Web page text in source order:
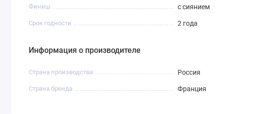
Финиш с сиянием
Срок годности 2 года
Информация о производителе
Страна производства Россия
Страна бренда Франция